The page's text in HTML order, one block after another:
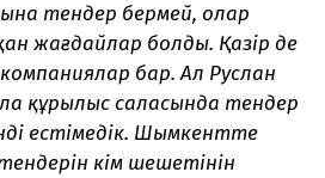
тендер бермей, олар
жағдайлар болды. Қазір де
бар. Ал Руслан
құрылыс саласында тендер
естімедік. Шымкентте
кім шешетінін